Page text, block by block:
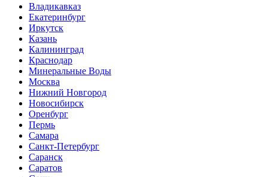
Владикавказ
Екатеринбург
Иркутск
Казань
Калининград
Краснодар
Минеральные Воды
Москва
Нижний Новгород
Новосибирск
Оренбург
Пермь
Самара
Санкт-Петербург
Саранск
Саратов